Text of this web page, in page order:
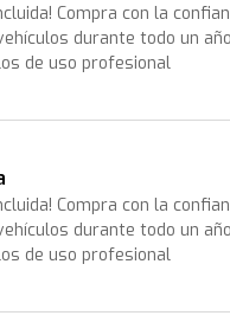
Compra con la
durante todo un
de uso profesional
Compra con la
durante todo un
de uso profesional